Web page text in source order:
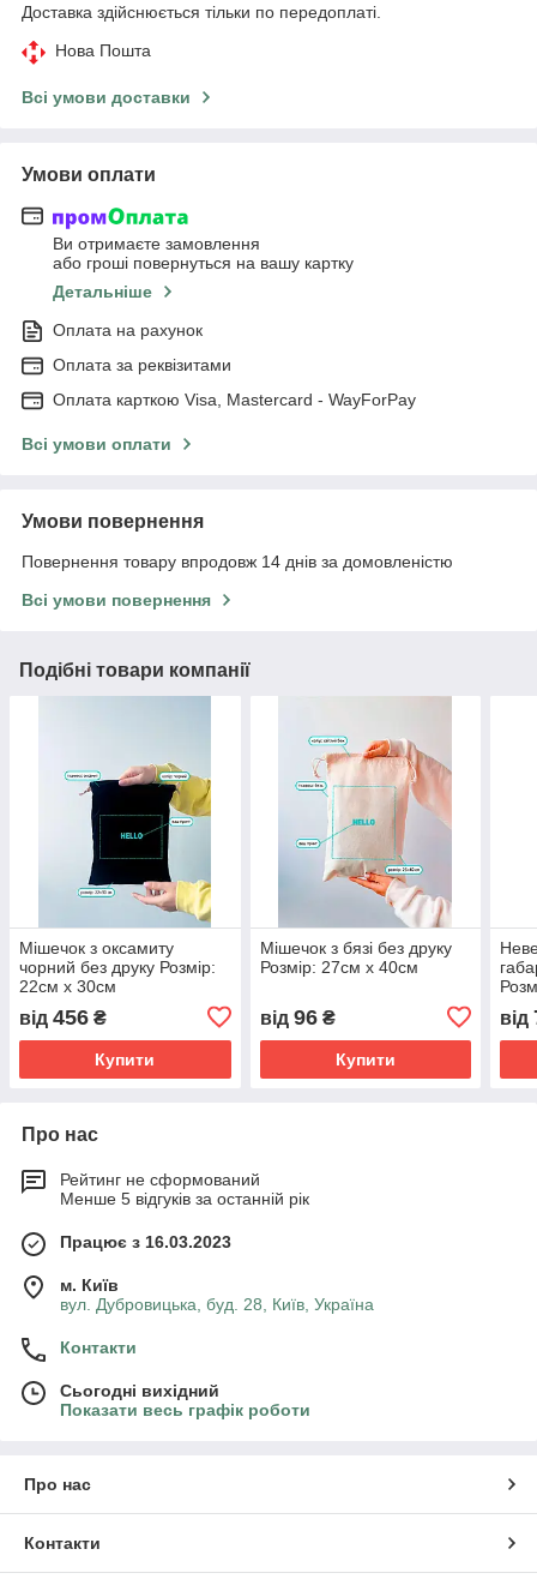
Доставка здійснюється тільки по передоплаті.
Нова Пошта
Всі умови доставки
Умови оплати
Ви отримаєте замовлення
або гроші повернуться на вашу картку
Детальніше
Оплата на рахунок
Оплата за реквізитами
Оплата карткою Visa, Mastercard - WayForPay
Всі умови оплати
Умови повернення
Повернення товару впродовж 14 днів за домовленістю
Всі умови повернення
Подібні товари компанії
Мішечок з оксамиту
чорний без друку Розмір:
22cм х 30см
від 456 ₴
Купити
Мішечок з бязі без друку
Розмір: 27cм х 40см
від 96₴
Купити
від
Про нас
Рейтинг не сформований
Менше 5 відгуків за останній рік
Працює з 16.03.2023
м. Київ
вул. Дубровицька, буд. 28, Київ, Україна
Контакти
Сьогодні вихідний
Показати весь графік роботи
Про нас
Контакти